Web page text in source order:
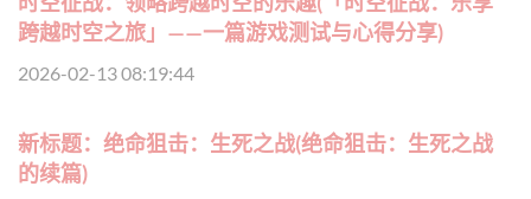
跨越时空之旅」——一篇游戏测试与心得分享)
2026-02-13 08:19:44
新标题：绝命狙击：生死之战(绝命狙击：生死之战
的续篇)